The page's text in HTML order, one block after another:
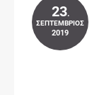
23.
ΣΕΠΤΈΜΒΡΙΟΣ
2019